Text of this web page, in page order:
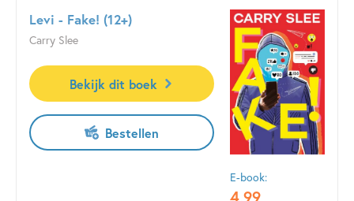
E-book:
4,99
Levi - Fake! (12+)
Carry Slee
Bekijk dit boek
Bestellen